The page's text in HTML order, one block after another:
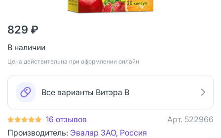
829 ₽
В наличии
Цена действительна при оформлении онлайн
Все варианты Витэра В
16 отзывов Арт. 522966
Производитель: Эвалар ЗАО, Россия